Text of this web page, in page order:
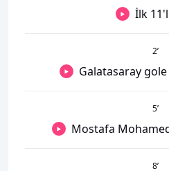
İlk
2’
Galatasaray gole
5’
Mostafa
8’